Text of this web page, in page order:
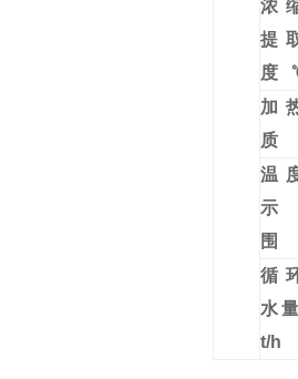
浓
提
度
加
质
温
循
t/h